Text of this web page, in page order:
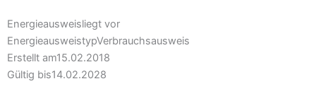
Energieausweisliegt vor
Energie­ausweistypVerbrauchsausweis
Erstellt am15.02.2018
Gültig bis14.02.2028